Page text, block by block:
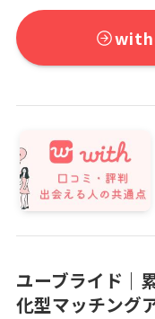
with
ユーブライド｜
化型マッチング